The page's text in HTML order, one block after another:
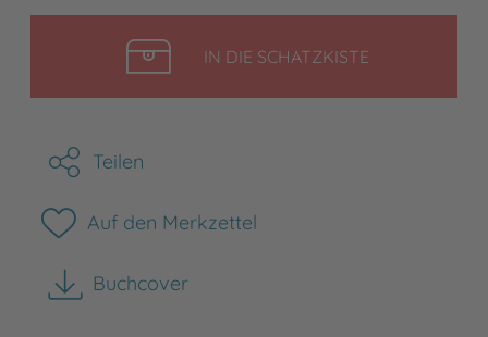
IN DIE SCHATZKISTELEGEN
Teilen
Auf den Merkzettel
Buchcover
herunterladen